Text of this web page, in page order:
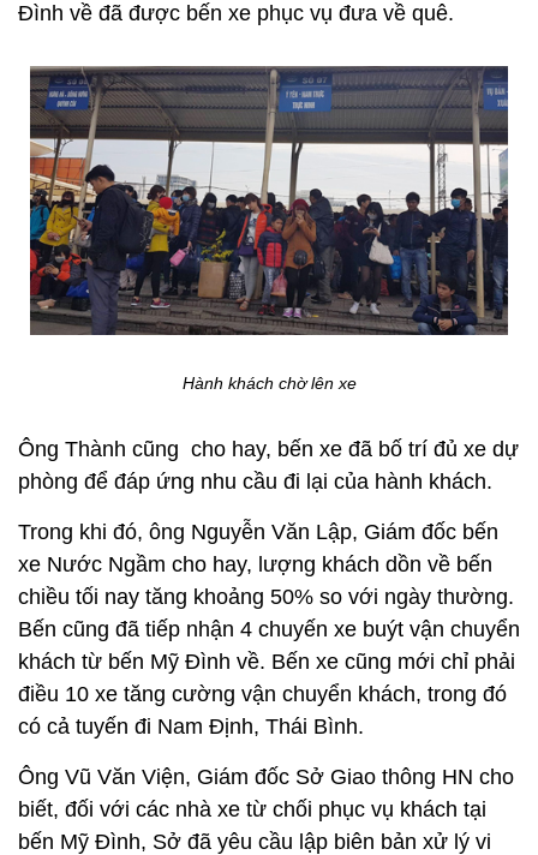
Đình về đã được bến xe phục vụ đưa về quê.
Hành khách chờ lên xe
Ông Thành cũng cho hay, bến xe đã bố trí đủ xe dự
phòng để đáp ứng nhu cầu đi lại của hành khách.
Trong khi đó, ông Nguyễn Văn Lập, Giám đốc bến
xe Nước Ngầm cho hay, lượng khách dồn về bến
chiều tối nay tăng khoảng 50% so với ngày thường.
Bến cũng đã tiếp nhận 4 chuyến xe buýt vận chuyển
khách từ bến Mỹ Đình về. Bến xe cũng mới chỉ phải
điều 10 xe tăng cường vận chuyển khách, trong đó
có cả tuyến đi Nam Định, Thái Bình.
Ông Vũ Văn Viện, Giám đốc Sở Giao thông HN cho
biết, đối với các nhà xe từ chối phục vụ khách tại
bến Mỹ Đình, Sở đã yêu cầu lập biên bản xử lý vi